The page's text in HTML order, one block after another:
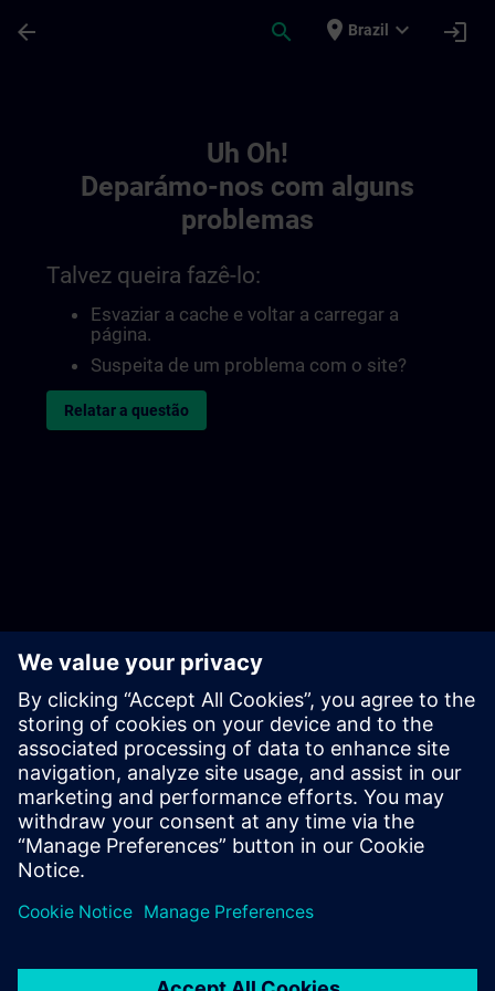
arrow_back search place Brazil expand_more login
Uh Oh!
Deparámo-nos com alguns
problemas
Talvez queira fazê-lo:
Esvaziar a cache e voltar a carregar a
página.
Suspeita de um problema com o site?
Relatar a questão